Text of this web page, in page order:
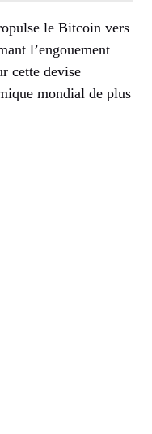
le Bitcoin vers
l’engouement
cette devise
mondial de plus